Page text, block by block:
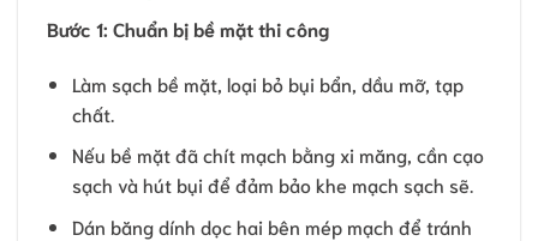
Bước 1: Chuẩn bị bề mặt thi công
Làm sạch bề mặt, loại bỏ bụi bẩn, dầu mỡ, tạp
chất.
Nếu bề mặt đã chít mạch bằng xi măng, cần cạo
sạch và hút bụi để đảm bảo khe mạch sạch sẽ.
Dán băng dính dọc hai bên mép mạch để tránh